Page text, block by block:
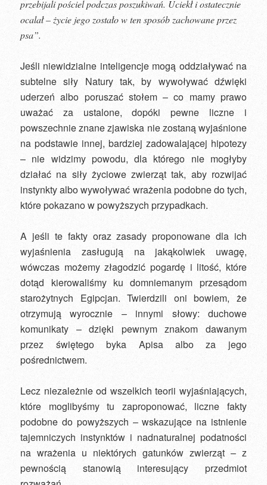
przebijali pościel podczas poszukiwań. Uciekł i ostatecznie
ocalał – życie jego zostało w ten sposób zachowane przez
psa”.
Jeśli niewidzialne inteligencje mogą oddziaływać na
subtelne siły Natury tak, by wywoływać dźwięki
uderzeń albo poruszać stołem – co mamy prawo
uważać za ustalone, dopóki pewne liczne i
powszechnie znane zjawiska nie zostaną wyjaśnione
na podstawie innej, bardziej zadowalającej hipotezy
– nie widzimy powodu, dla którego nie mogłyby
działać na siły życiowe zwierząt tak, aby rozwijać
instynkty albo wywoływać wrażenia podobne do tych,
które pokazano w powyższych przypadkach.
A jeśli te fakty oraz zasady proponowane dla ich
wyjaśnienia zasługują na jakąkolwiek uwagę,
wówczas możemy złagodzić pogardę i litość, które
dotąd kierowaliśmy ku domniemanym przesądom
starożytnych Egipcjan. Twierdzili oni bowiem, że
otrzymują wyrocznie – innymi słowy: duchowe
komunikaty – dzięki pewnym znakom dawanym
przez świętego byka Apisa albo za jego
pośrednictwem.
Lecz niezależnie od wszelkich teorii wyjaśniających,
które moglibyśmy tu zaproponować, liczne fakty
podobne do powyższych – wskazujące na istnienie
tajemniczych instynktów i nadnaturalnej podatności
na wrażenia u niektórych gatunków zwierząt – z
pewnością stanowią interesujący przedmiot